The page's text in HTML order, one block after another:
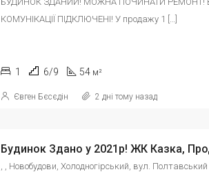
КОМУНІКАЦІЇ ПІДКЛЮЧЕНІ! У продажу 1 […]
1 6/9 54 м²
Євген Бєсєдін 2 дні тому назад
, , Новобудови, Холодногірський, вул.